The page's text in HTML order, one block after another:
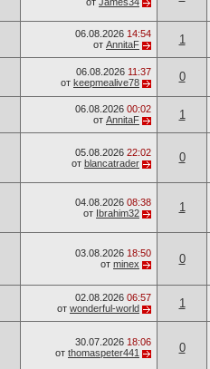
06.08.2026 14:54
от AnnitaF 1
06.08.2026 11:37
от keepmealive78 0
06.08.2026 00:02
от AnnitaF 1
05.08.2026 22:02
от blancatrader 0
04.08.2026 08:38
от Ibrahim32 1
03.08.2026 18:50
от minex 0
02.08.2026 06:57
от wonderful-world 1
30.07.2026 18:06
от thomaspeter441 0